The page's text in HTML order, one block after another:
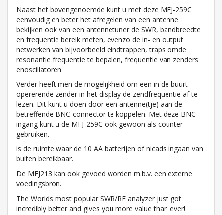
Naast het bovengenoemde kunt u met deze MFJ-259C
eenvoudig en beter het afregelen van een antenne
bekijken ook van een antennetuner de SWR, bandbreedte
en frequentie bereik meten, evenzo de in- en output
netwerken van bijvoorbeeld eindtrappen, traps omde
resonantie frequentie te bepalen, frequentie van zenders
enoscillatoren
Verder heeft men de mogelijkheid om een in de buurt
opererende zender in het display de zendfrequentie af te
lezen. Dit kunt u doen door een antenne(tje) aan de
betreffende BNC-connector te koppelen. Met deze BNC-
ingang kunt u de MFJ-259C ook gewoon als counter
gebruiken.
is de ruimte waar de 10 AA batterijen of nicads ingaan van
buiten bereikbaar.
De MFJ213 kan ook gevoed worden m.b.v. een externe
voedingsbron.
The Worlds most popular SWR/RF analyzer just got
incredibly better and gives you more value than ever!